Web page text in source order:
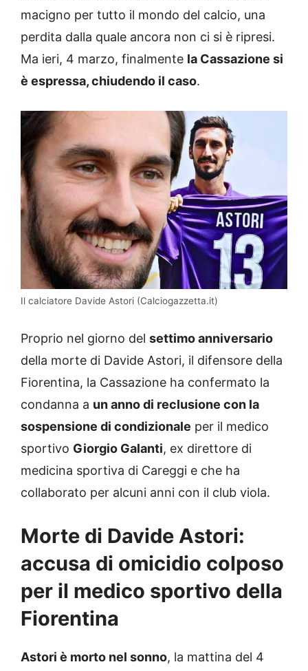
macigno per tutto il mondo del calcio, una
perdita dalla quale ancora non ci si è ripresi.
Ma ieri, 4 marzo, finalmente la Cassazione si
è espressa, chiudendo il caso.
Il calciatore Davide Astori (Calciogazzetta.it)
Proprio nel giorno del settimo anniversario
della morte di Davide Astori, il difensore della
Fiorentina, la Cassazione ha confermato la
condanna a un anno di reclusione con la
sospensione di condizionale per il medico
sportivo Giorgio Galanti, ex direttore di
medicina sportiva di Careggi e che ha
collaborato per alcuni anni con il club viola.
Morte di Davide Astori:
accusa di omicidio colposo
per il medico sportivo della
Fiorentina
Astori è morto nel sonno, la mattina del 4